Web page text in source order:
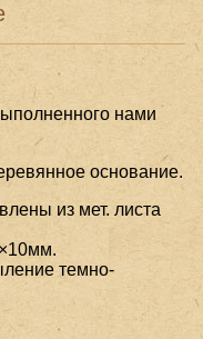
нами
основание.
из мет. листа
темно-